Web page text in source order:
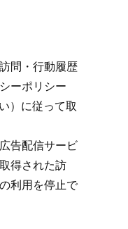
問・行動履歴
ーポリシー
）に従って取
告配信サービ
得された訪
利用を停止で